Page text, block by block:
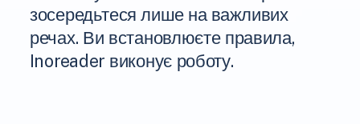
зосередьтеся лише на важливих
речах. Ви встановлюєте правила,
Inoreader виконує роботу.